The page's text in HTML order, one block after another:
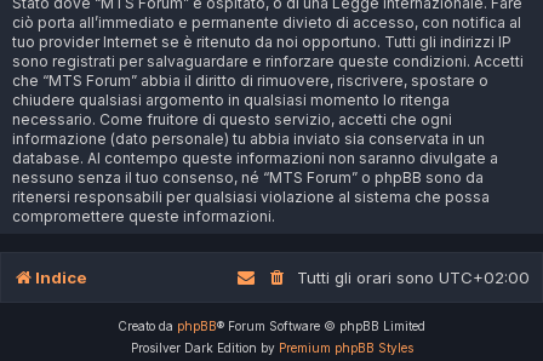
ciò porta all’immediato e permanente divieto di accesso, con notifica al
tuo provider Internet se è ritenuto da noi opportuno. Tutti gli indirizzi IP
sono registrati per salvaguardare e rinforzare queste condizioni. Accetti
che “MTS Forum” abbia il diritto di rimuovere, riscrivere, spostare o
chiudere qualsiasi argomento in qualsiasi momento lo ritenga
necessario. Come fruitore di questo servizio, accetti che ogni
informazione (dato personale) tu abbia inviato sia conservata in un
database. Al contempo queste informazioni non saranno divulgate a
nessuno senza il tuo consenso, né “MTS Forum” o phpBB sono da
ritenersi responsabili per qualsiasi violazione al sistema che possa
compromettere queste informazioni.
Indice Tutti gli orari sono UTC+02:00
Creato da phpBB® Forum Software © phpBB Limited
Prosilver Dark Edition by Premium phpBB Styles